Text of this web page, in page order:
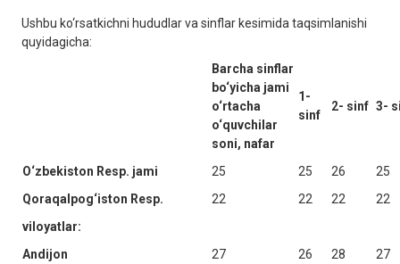
Ushbu ko‘rsatkichni hududlar va sinflar kesimida taqsimlanishi
quyidagicha:
Barcha sinflar
bo‘yicha jami
o‘rtacha
o‘quvchilar
soni, nafar
1-
sinf
2- sinf 3-
O‘zbekiston Resp. jami 25 25 26
25
Qoraqalpog‘iston Resp.
22 22 22
22
viloyatlar:
Andijon
27 26 28
27